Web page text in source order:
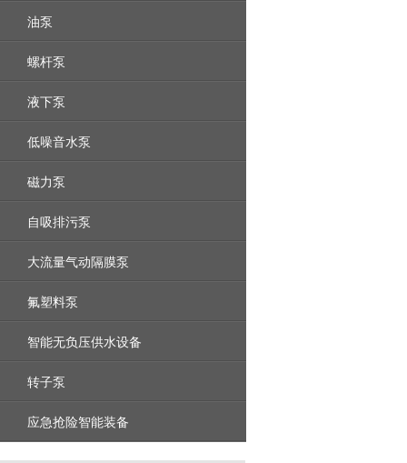
油泵
螺杆泵
液下泵
低噪音水泵
磁力泵
自吸排污泵
大流量气动隔膜泵
氟塑料泵
智能无负压供水设备
转子泵
应急抢险智能装备